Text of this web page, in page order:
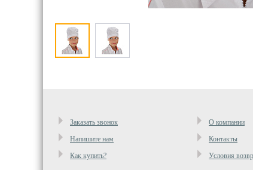
Заказать звонок О компании
Напишите нам
Контакты
Как купить?
Условия